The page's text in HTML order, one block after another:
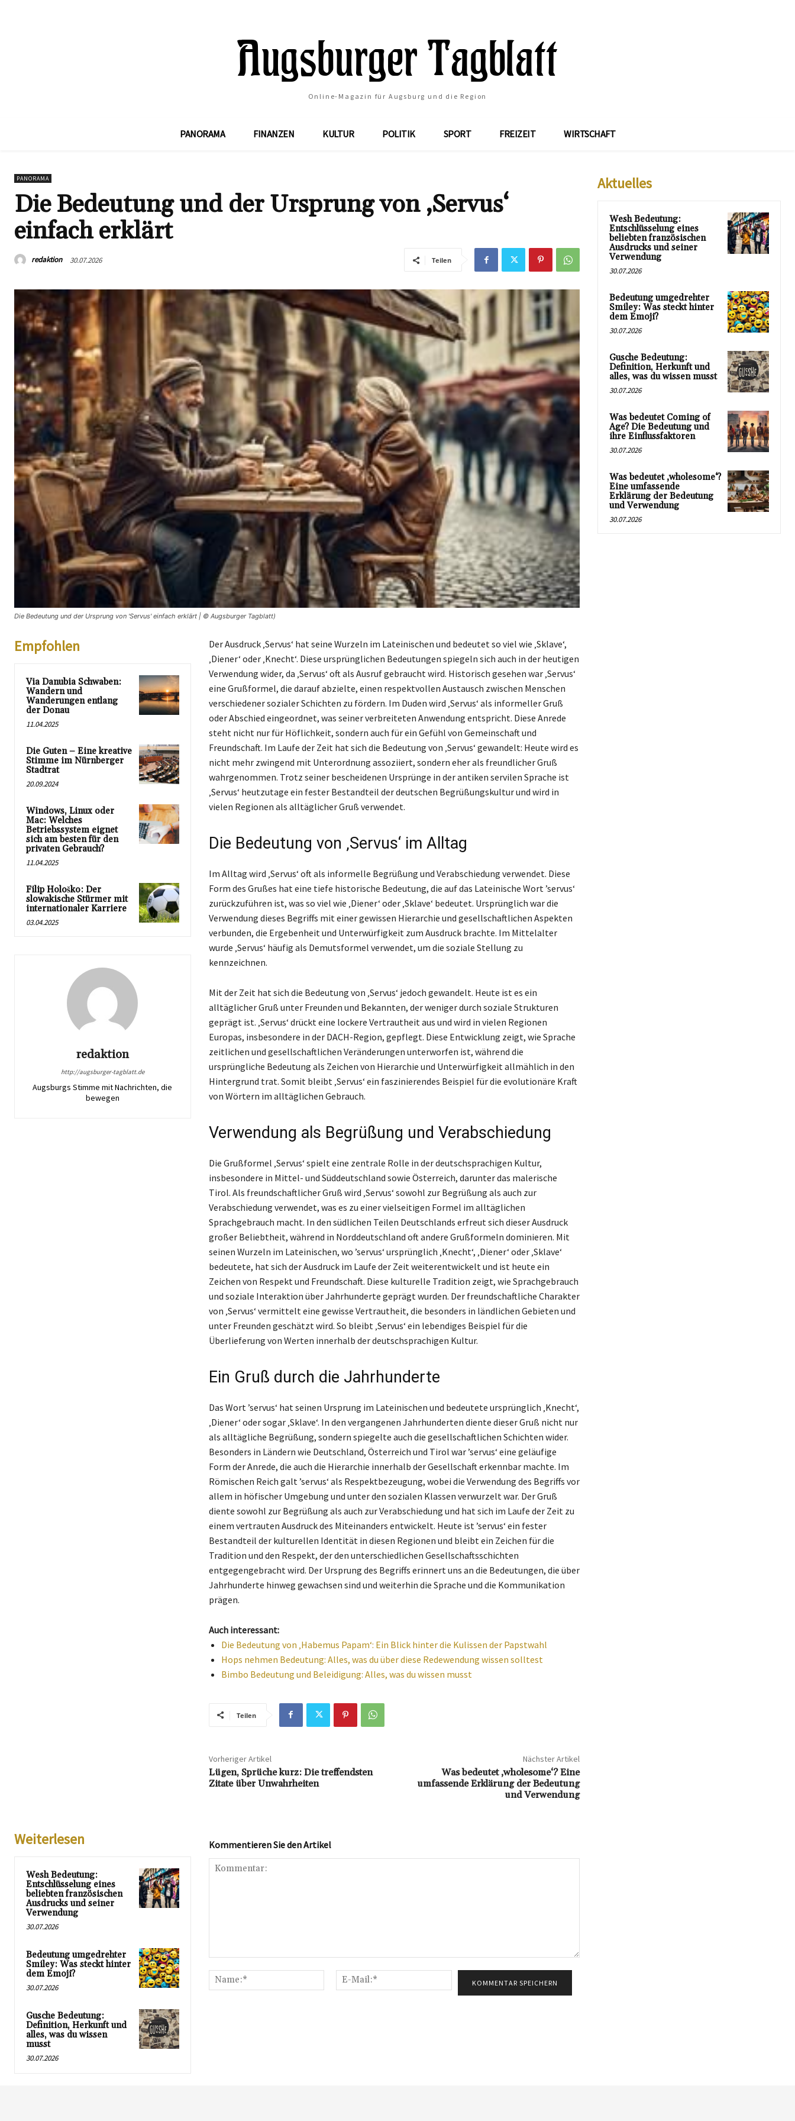
Online-Magazin für Augsburg und die Region
PANORAMA FINANZEN KULTUR POLITIK SPORT FREIZEIT WIRTSCHAFT
PANORAMA
Die Bedeutung und der Ursprung von ‚Servus‘
einfach erklärt
redaktion 30.07.2026 Teilen
Die Bedeutung und der Ursprung von 'Servus' einfach erklärt | © Augsburger Tagblatt)
Empfohlen
Via Danubia Schwaben:
Wandern und
Wanderungen entlang
der Donau
11.04.2025
Die Guten – Eine kreative
Stimme im Nürnberger
Stadtrat
20.09.2024
Windows, Linux oder
Mac: Welches
Betriebssystem eignet
sich am besten für den
privaten Gebrauch?
11.04.2025
Filip Hološko: Der
slowakische Stürmer mit
internationaler Karriere
03.04.2025
redaktion
http://augsburger-tagblatt.de
Augsburgs Stimme mit Nachrichten, die
bewegen
Der Ausdruck ‚Servus‘ hat seine Wurzeln im Lateinischen und bedeutet so viel wie ‚Sklave‘,
‚Diener‘ oder ‚Knecht‘. Diese ursprünglichen Bedeutungen spiegeln sich auch in der heutigen
Verwendung wider, da ‚Servus‘ oft als Ausruf gebraucht wird. Historisch gesehen war ‚Servus‘
eine Grußformel, die darauf abzielte, einen respektvollen Austausch zwischen Menschen
verschiedener sozialer Schichten zu fördern. Im Duden wird ‚Servus‘ als informeller Gruß
oder Abschied eingeordnet, was seiner verbreiteten Anwendung entspricht. Diese Anrede
steht nicht nur für Höflichkeit, sondern auch für ein Gefühl von Gemeinschaft und
Freundschaft. Im Laufe der Zeit hat sich die Bedeutung von ‚Servus‘ gewandelt: Heute wird es
nicht mehr zwingend mit Unterordnung assoziiert, sondern eher als freundlicher Gruß
wahrgenommen. Trotz seiner bescheidenen Ursprünge in der antiken servilen Sprache ist
‚Servus‘ heutzutage ein fester Bestandteil der deutschen Begrüßungskultur und wird in
vielen Regionen als alltäglicher Gruß verwendet.
Die Bedeutung von ‚Servus‘ im Alltag
Im Alltag wird ‚Servus‘ oft als informelle Begrüßung und Verabschiedung verwendet. Diese
Form des Grußes hat eine tiefe historische Bedeutung, die auf das Lateinische Wort ’servus‘
zurückzuführen ist, was so viel wie ‚Diener‘ oder ‚Sklave‘ bedeutet. Ursprünglich war die
Verwendung dieses Begriffs mit einer gewissen Hierarchie und gesellschaftlichen Aspekten
verbunden, die Ergebenheit und Unterwürfigkeit zum Ausdruck brachte. Im Mittelalter
wurde ‚Servus‘ häufig als Demutsformel verwendet, um die soziale Stellung zu
kennzeichnen.
Mit der Zeit hat sich die Bedeutung von ‚Servus‘ jedoch gewandelt. Heute ist es ein
alltäglicher Gruß unter Freunden und Bekannten, der weniger durch soziale Strukturen
geprägt ist. ‚Servus‘ drückt eine lockere Vertrautheit aus und wird in vielen Regionen
Europas, insbesondere in der DACH-Region, gepflegt. Diese Entwicklung zeigt, wie Sprache
zeitlichen und gesellschaftlichen Veränderungen unterworfen ist, während die
ursprüngliche Bedeutung als Zeichen von Hierarchie und Unterwürfigkeit allmählich in den
Hintergrund trat. Somit bleibt ‚Servus‘ ein faszinierendes Beispiel für die evolutionäre Kraft
von Wörtern im alltäglichen Gebrauch.
Verwendung als Begrüßung und Verabschiedung
Die Grußformel ‚Servus‘ spielt eine zentrale Rolle in der deutschsprachigen Kultur,
insbesondere in Mittel- und Süddeutschland sowie Österreich, darunter das malerische
Tirol. Als freundschaftlicher Gruß wird ‚Servus‘ sowohl zur Begrüßung als auch zur
Verabschiedung verwendet, was es zu einer vielseitigen Formel im alltäglichen
Sprachgebrauch macht. In den südlichen Teilen Deutschlands erfreut sich dieser Ausdruck
großer Beliebtheit, während in Norddeutschland oft andere Grußformeln dominieren. Mit
seinen Wurzeln im Lateinischen, wo ’servus‘ ursprünglich ‚Knecht‘, ‚Diener‘ oder ‚Sklave‘
bedeutete, hat sich der Ausdruck im Laufe der Zeit weiterentwickelt und ist heute ein
Zeichen von Respekt und Freundschaft. Diese kulturelle Tradition zeigt, wie Sprachgebrauch
und soziale Interaktion über Jahrhunderte geprägt wurden. Der freundschaftliche Charakter
von ‚Servus‘ vermittelt eine gewisse Vertrautheit, die besonders in ländlichen Gebieten und
unter Freunden geschätzt wird. So bleibt ‚Servus‘ ein lebendiges Beispiel für die
Überlieferung von Werten innerhalb der deutschsprachigen Kultur.
Ein Gruß durch die Jahrhunderte
Das Wort ’servus‘ hat seinen Ursprung im Lateinischen und bedeutete ursprünglich ‚Knecht‘,
‚Diener‘ oder sogar ‚Sklave‘. In den vergangenen Jahrhunderten diente dieser Gruß nicht nur
als alltägliche Begrüßung, sondern spiegelte auch die gesellschaftlichen Schichten wider.
Besonders in Ländern wie Deutschland, Österreich und Tirol war ’servus‘ eine geläufige
Form der Anrede, die auch die Hierarchie innerhalb der Gesellschaft erkennbar machte. Im
Römischen Reich galt ’servus‘ als Respektbezeugung, wobei die Verwendung des Begriffs vor
allem in höfischer Umgebung und unter den sozialen Klassen verwurzelt war. Der Gruß
diente sowohl zur Begrüßung als auch zur Verabschiedung und hat sich im Laufe der Zeit zu
einem vertrauten Ausdruck des Miteinanders entwickelt. Heute ist ’servus‘ ein fester
Bestandteil der kulturellen Identität in diesen Regionen und bleibt ein Zeichen für die
Tradition und den Respekt, der den unterschiedlichen Gesellschaftsschichten
entgegengebracht wird. Der Ursprung des Begriffs erinnert uns an die Bedeutungen, die über
Jahrhunderte hinweg gewachsen sind und weiterhin die Sprache und die Kommunikation
prägen.
Auch interessant:
Die Bedeutung von ‚Habemus Papam‘: Ein Blick hinter die Kulissen der Papstwahl
Hops nehmen Bedeutung: Alles, was du über diese Redewendung wissen solltest
Bimbo Bedeutung und Beleidigung: Alles, was du wissen musst
Teilen
Vorheriger Artikel
Lügen, Sprüche kurz: Die treffendsten
Zitate über Unwahrheiten
Nächster Artikel
Was bedeutet ‚wholesome‘? Eine
umfassende Erklärung der Bedeutung
und Verwendung
Weiterlesen
Wesh Bedeutung:
Entschlüsselung eines
beliebten französischen
Ausdrucks und seiner
Verwendung
30.07.2026
Bedeutung umgedrehter
Smiley: Was steckt hinter
dem Emoji?
30.07.2026
Gusche Bedeutung:
Definition, Herkunft und
alles, was du wissen
musst
30.07.2026
Kommentieren Sie den Artikel
Name:*
Mail:*
Aktuelles
Wesh Bedeutung:
Entschlüsselung eines
beliebten französischen
Ausdrucks und seiner
Verwendung
30.07.2026
Bedeutung umgedrehter
Smiley: Was steckt hinter
dem Emoji?
30.07.2026
Gusche Bedeutung:
Definition, Herkunft und
alles, was du wissen musst
30.07.2026
Was bedeutet Coming of
Age? Die Bedeutung und
ihre Einflussfaktoren
30.07.2026
Was bedeutet ‚wholesome‘?
Eine umfassende
Erklärung der Bedeutung
und Verwendung
30.07.2026